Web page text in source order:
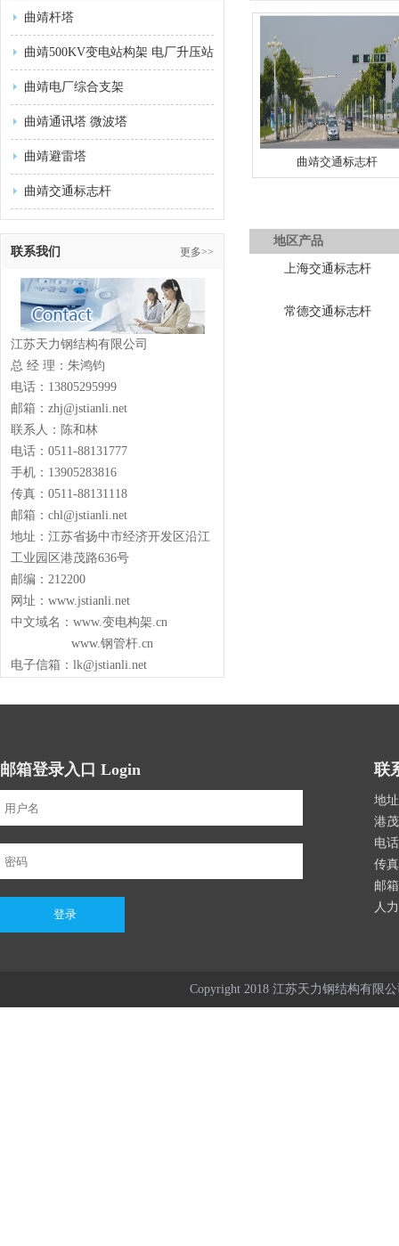
曲靖杆塔
曲靖500KV变电站构架 电厂升压站
曲靖电厂综合支架
曲靖通讯塔 微波塔
曲靖避雷塔
曲靖交通标志杆
联系我们 更多>>
江苏天力钢结构有限公司
总 经 理：朱鸿钧
电话：13805295999
邮箱：zhj@jstianli.net
联系人：陈和林
电话：0511-88131777
手机：13905283816
传真：0511-88131118
邮箱：chl@jstianli.net
地址：江苏省扬中市经济开发区沿江
工业园区港茂路636号
邮编：212200
网址：www.jstianli.net
中文域名：www.变电构架.cn
www.钢管杆.cn
电子信箱：lk@jstianli.net
曲靖交通标志杆
地区产品
上海交通标志杆
常德交通标志杆
邮箱登录入口 Login 联
地
港
电
传
邮
人
Copyright 2018 江苏天力钢结构有限